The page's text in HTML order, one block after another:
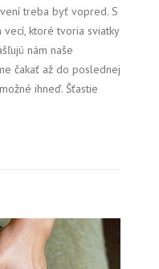
treba byť vopred. S
vecí, ktoré tvoria sviatky
nám naše
čakať až do poslednej
ihneď. Šťastie